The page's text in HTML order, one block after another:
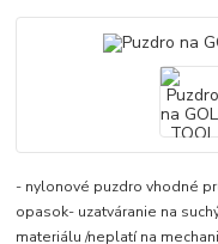
- nylonové puzdro vhodné
opasok- uzatváranie na
materiálu /neplatí na